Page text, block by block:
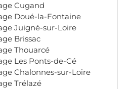
Cugand
Doué-la-Fontaine
Juigné-sur-Loire
Brissac
Thouarcé
Les Ponts-de-Cé
Chalonnes-sur-Loire
Trélazé